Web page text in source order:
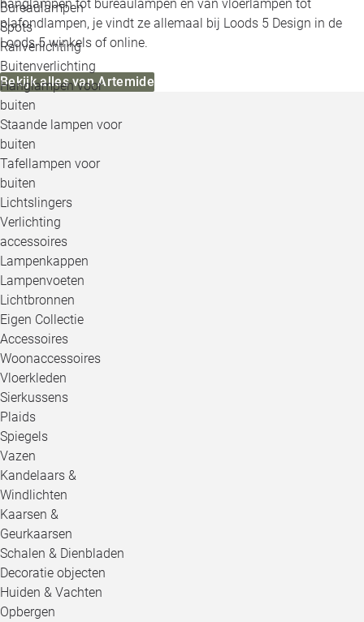
Bureaulampen
Spots
Railverlichting
Buitenverlichting
Hanglampen voor
buiten
Staande lampen voor
buiten
Tafellampen voor
buiten
Lichtslingers
Verlichting
accessoires
Lampenkappen
Lampenvoeten
Lichtbronnen
Eigen Collectie
Accessoires
Woonaccessoires
Vloerkleden
Sierkussens
Plaids
Spiegels
Vazen
Kandelaars &
Windlichten
Kaarsen &
Geurkaarsen
Schalen & Dienbladen
Decoratie objecten
Huiden & Vachten
Opbergen
hanglampen tot bureaulampen en van vloerlampen tot
plafondlampen, je vindt ze allemaal bij Loods 5 Design in de
Loods 5 winkels of online.
Bekijk alles van Artemide